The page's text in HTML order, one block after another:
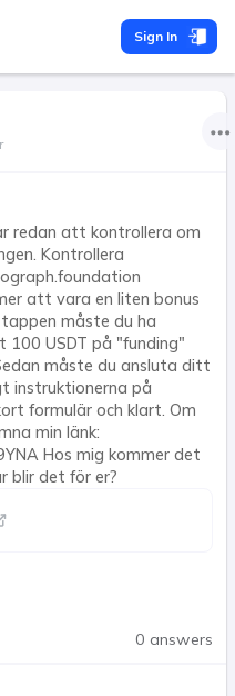
Sign In
redan att kontrollera om
Kontrollera
att vara en liten bonus
måste du ha
USDT på "funding"
måste du ansluta ditt
instruktionerna på
formulär och klart. Om
min länk:
Hos mig kommer det
blir det för er?
0 answers